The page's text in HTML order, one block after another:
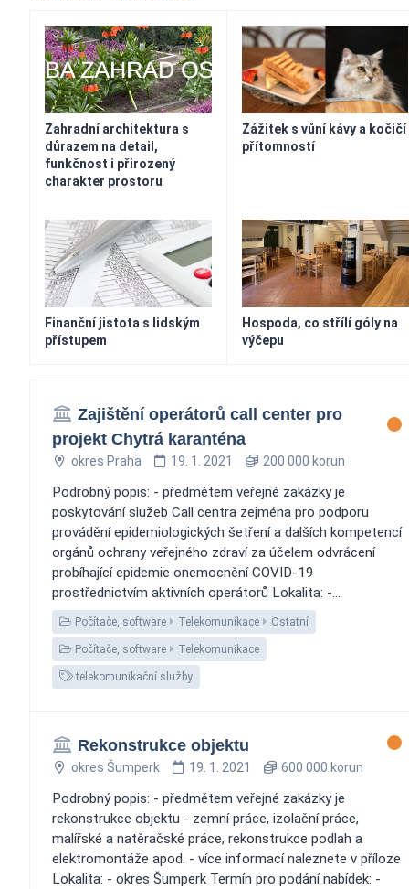
Zahradní architektura s
důrazem na detail,
funkčnost i přirozený
charakter prostoru
Zážitek s vůní kávy a kočičí
přítomností
Finanční jistota s lidským
přístupem
Hospoda, co střílí góly na
výčepu
Zajištění operátorů call center pro
projekt Chytrá karanténa
okres Praha 19. 1. 2021 200 000 korun
Podrobný popis: - předmětem veřejné zakázky je
poskytování služeb Call centra zejména pro podporu
provádění epidemiologických šetření a dalších kompetencí
orgánů ochrany veřejného zdraví za účelem odvrácení
probíhající epidemie onemocnění COVID-19
prostřednictvím aktivních operátorů Lokalita: -...
Počítače, software Telekomunikace Ostatní
Počítače, software Telekomunikace
telekomunikační služby
Rekonstrukce objektu
okres Šumperk 19. 1. 2021 600 000 korun
Podrobný popis: - předmětem veřejné zakázky je
rekonstrukce objektu - zemní práce, izolační práce,
malířské a natěračské práce, rekonstrukce podlah a
elektromontáže apod. - více informací naleznete v příloze
Lokalita: - okres Šumperk Termín pro podání nabídek: -